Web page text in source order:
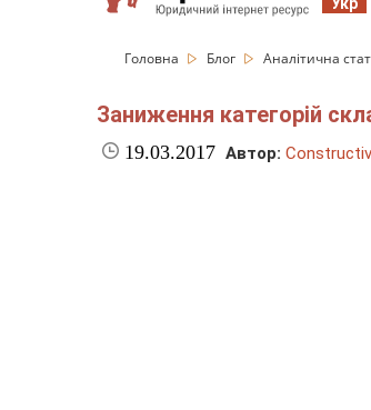
Головна Блог Аналітична
Заниження категорій
19.03.2017 Автор: